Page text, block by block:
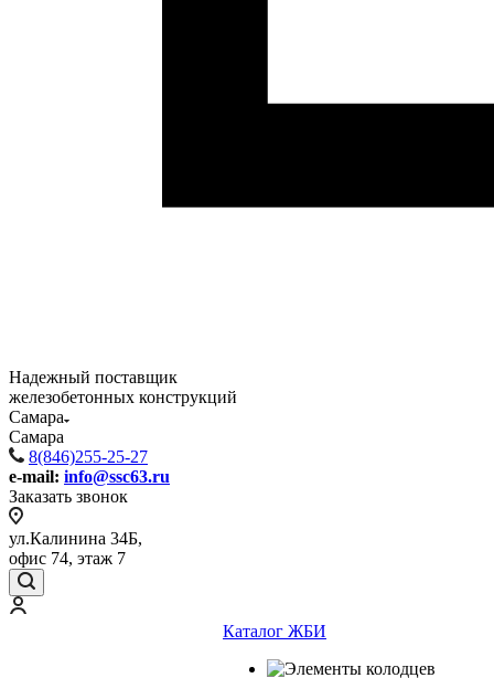
Надежный поставщик
железобетонных конструкций
Самара
Самара
8(846)255-25-27
e-mail: info@ssc63.ru
Заказать звонок
ул.Калинина 34Б,
офис 74, этаж 7
Каталог ЖБИ